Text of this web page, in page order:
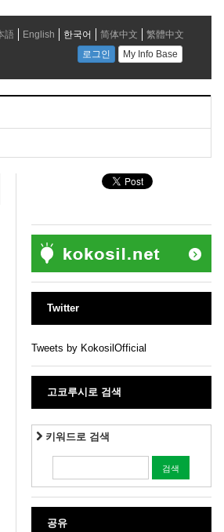
Twitter
Tweets by KokosilOfficial
고코루시로 검색
키워드로 검색
공유